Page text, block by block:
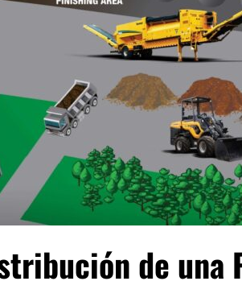
de una